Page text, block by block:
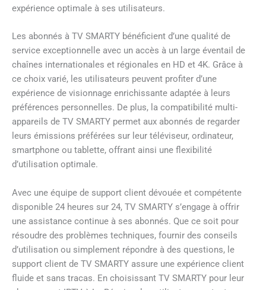
expérience optimale à ses utilisateurs.
Les abonnés à TV SMARTY bénéficient d’une qualité de
service exceptionnelle avec un accès à un large éventail de
chaînes internationales et régionales en HD et 4K. Grâce à
ce choix varié, les utilisateurs peuvent profiter d’une
expérience de visionnage enrichissante adaptée à leurs
préférences personnelles. De plus, la compatibilité multi-
appareils de TV SMARTY permet aux abonnés de regarder
leurs émissions préférées sur leur téléviseur, ordinateur,
smartphone ou tablette, offrant ainsi une flexibilité
d’utilisation optimale.
Avec une équipe de support client dévouée et compétente
disponible 24 heures sur 24, TV SMARTY s’engage à offrir
une assistance continue à ses abonnés. Que ce soit pour
résoudre des problèmes techniques, fournir des conseils
d’utilisation ou simplement répondre à des questions, le
support client de TV SMARTY assure une expérience client
fluide et sans tracas. En choisissant TV SMARTY pour leur